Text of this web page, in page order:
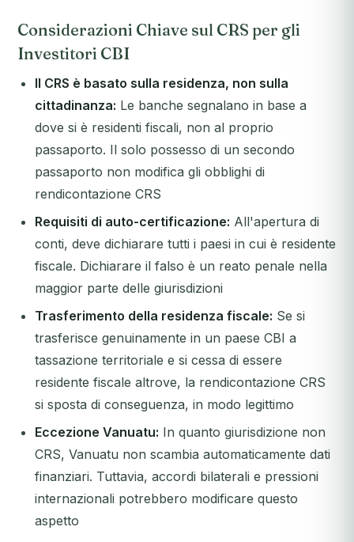
Considerazioni Chiave sul CRS per gli
Investitori CBI
Il CRS è basato sulla residenza, non sulla
cittadinanza: Le banche segnalano in base a
dove si è residenti fiscali, non al proprio
passaporto. Il solo possesso di un secondo
passaporto non modifica gli obblighi di
rendicontazione CRS
Requisiti di auto-certificazione: All'apertura di
conti, deve dichiarare tutti i paesi in cui è residente
fiscale. Dichiarare il falso è un reato penale nella
maggior parte delle giurisdizioni
Trasferimento della residenza fiscale: Se si
trasferisce genuinamente in un paese CBI a
tassazione territoriale e si cessa di essere
residente fiscale altrove, la rendicontazione CRS
si sposta di conseguenza, in modo legittimo
Eccezione Vanuatu: In quanto giurisdizione non
CRS, Vanuatu non scambia automaticamente dati
finanziari. Tuttavia, accordi bilaterali e pressioni
internazionali potrebbero modificare questo
aspetto